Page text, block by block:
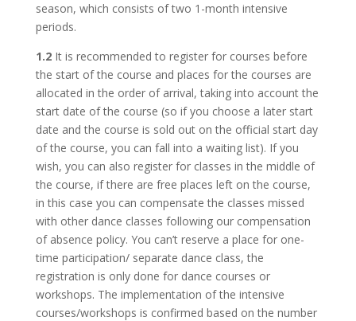
season, which consists of two 1-month intensive
periods.
1.2 It is recommended to register for courses before
the start of the course and places for the courses are
allocated in the order of arrival, taking into account the
start date of the course (so if you choose a later start
date and the course is sold out on the official start day
of the course, you can fall into a waiting list). If you
wish, you can also register for classes in the middle of
the course, if there are free places left on the course,
in this case you can compensate the classes missed
with other dance classes following our compensation
of absence policy. You can’t reserve a place for one-
time participation/ separate dance class, the
registration is only done for dance courses or
workshops. The implementation of the intensive
courses/workshops is confirmed based on the number